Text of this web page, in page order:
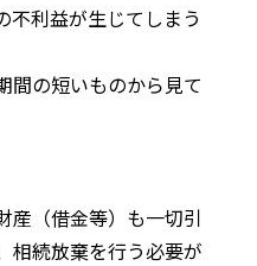
不利益が生じてしまう
間の短いものから見て
産（借金等）も一切引
相続放棄を行う必要が